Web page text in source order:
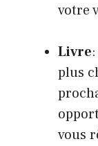
votre
Livre
plus
vous